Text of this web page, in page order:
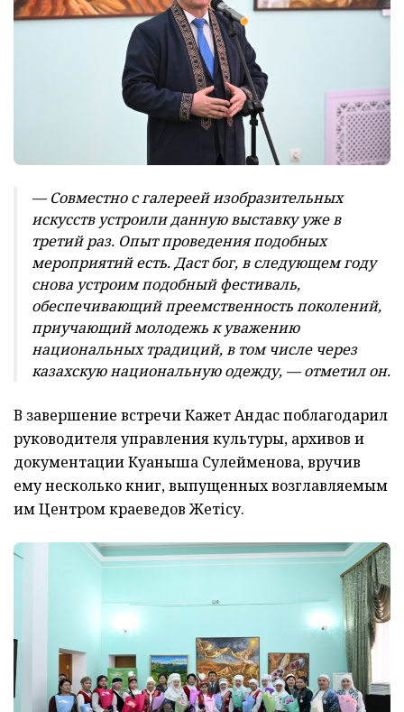
— Совместно с галереей изобразительных
искусств устроили данную выставку уже в
третий раз. Опыт проведения подобных
мероприятий есть. Даст бог, в следующем году
снова устроим подобный фестиваль,
обеспечивающий преемственность поколений,
приучающий молодежь к уважению
национальных традиций, в том числе через
казахскую национальную одежду, — отметил он.
В завершение встречи Кажет Андас поблагодарил
руководителя управления культуры, архивов и
документации Куаныша Сулейменова, вручив
ему несколько книг, выпущенных возглавляемым
им Центром краеведов Жетісу.